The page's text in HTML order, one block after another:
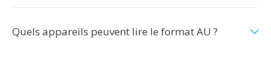
Quels appareils peuvent lire le format AU ?